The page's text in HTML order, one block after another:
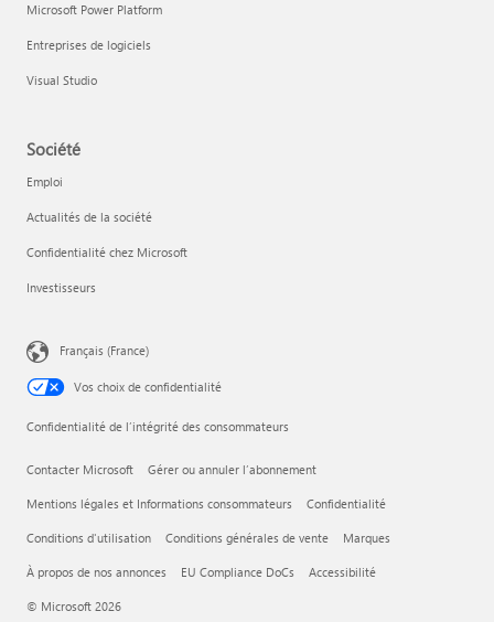
Microsoft Power Platform
Entreprises de logiciels
Visual Studio
Société
Emploi
Actualités de la société
Confidentialité chez Microsoft
Investisseurs
Français (France)
Vos choix de confidentialité
Confidentialité de l’intégrité des consommateurs
Contacter Microsoft Gérer ou annuler l’abonnement
Mentions légales et Informations consommateurs Confidentialité
Conditions d'utilisation Conditions générales de vente Marques
À propos de nos annonces EU Compliance DoCs Accessibilité
© Microsoft 2026